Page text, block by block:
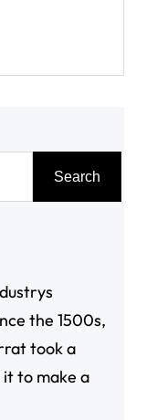
Search
the 1500s,
took a
to make a